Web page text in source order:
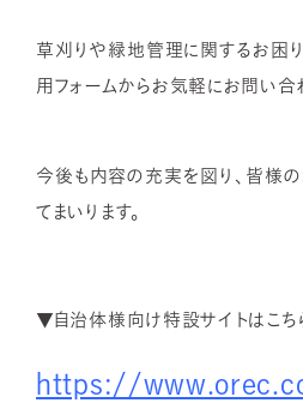
草刈りや緑地管理に関するお困り
用フォームからお気軽にお問い合
今後も内容の充実を図り、皆様
てまいります。​
▼自治体様向け特設サイトはこち
https://